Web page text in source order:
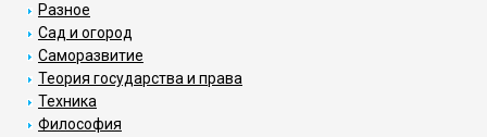
Разное
Сад и огород
Саморазвитие
Теория государства и права
Техника
Философия